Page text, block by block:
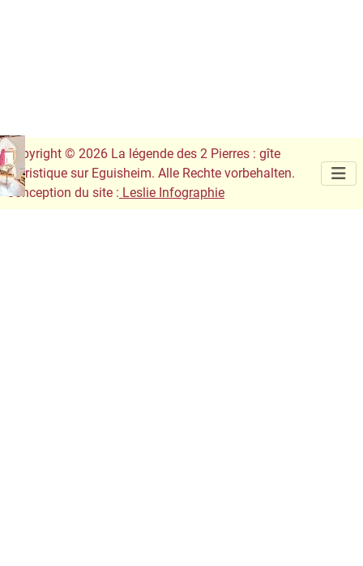
Copyright © 2026 La légende des 2 Pierres : gîte
touristique sur Eguisheim. Alle Rechte vorbehalten.
Conception du site : Leslie Infographie